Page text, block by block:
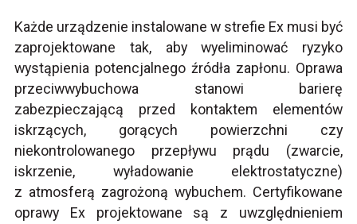
Każde urządzenie instalowane w strefie Ex musi być
zaprojektowane tak, aby wyeliminować ryzyko
wystąpienia potencjalnego źródła zapłonu. Oprawa
przeciwwybuchowa stanowi barierę
zabezpieczającą przed kontaktem elementów
iskrzących, gorących powierzchni czy
niekontrolowanego przepływu prądu (zwarcie,
iskrzenie, wyładowanie elektrostatyczne)
z atmosferą zagrożoną wybuchem. Certyfikowane
oprawy Ex projektowane są z uwzględnieniem